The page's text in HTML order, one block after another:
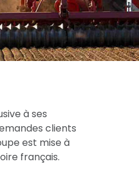
à ses
clients
est mise à
français.